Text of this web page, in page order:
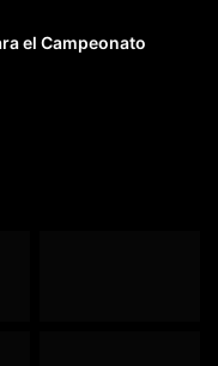
el Campeonato